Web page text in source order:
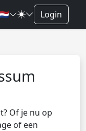
Login
Of je nu op
of een